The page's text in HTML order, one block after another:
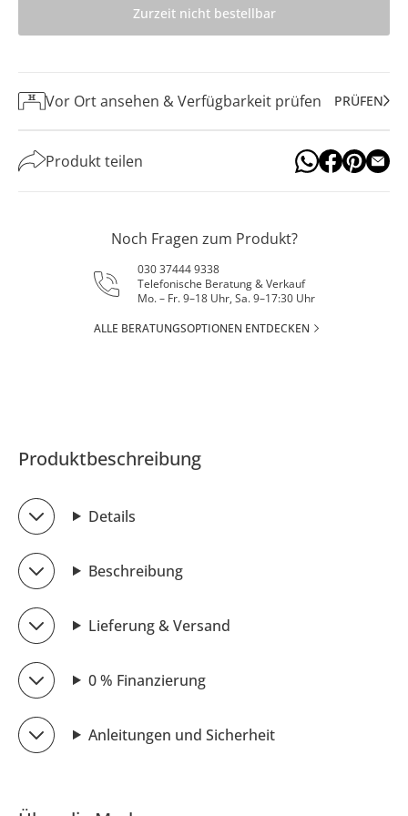
Zurzeit nicht bestellbar
Vor Ort ansehen & Verfügbarkeit prüfen PRÜFEN
Produkt teilen
Noch Fragen zum Produkt?
030 37444 9338
Telefonische Beratung & Verkauf
Mo. – Fr. 9–18 Uhr, Sa. 9–17:30 Uhr
ALLE BERATUNGSOPTIONEN ENTDECKEN
Produktbeschreibung
Details
Beschreibung
Lieferung & Versand
0 % Finanzierung
Anleitungen und Sicherheit